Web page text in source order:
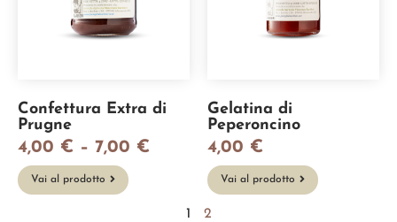
Confettura Extra di
Prugne
4,00 € – 7,00 €
Vai al prodotto
Gelatina di
Peperoncino
4,00 €
Vai al prodotto
1 2